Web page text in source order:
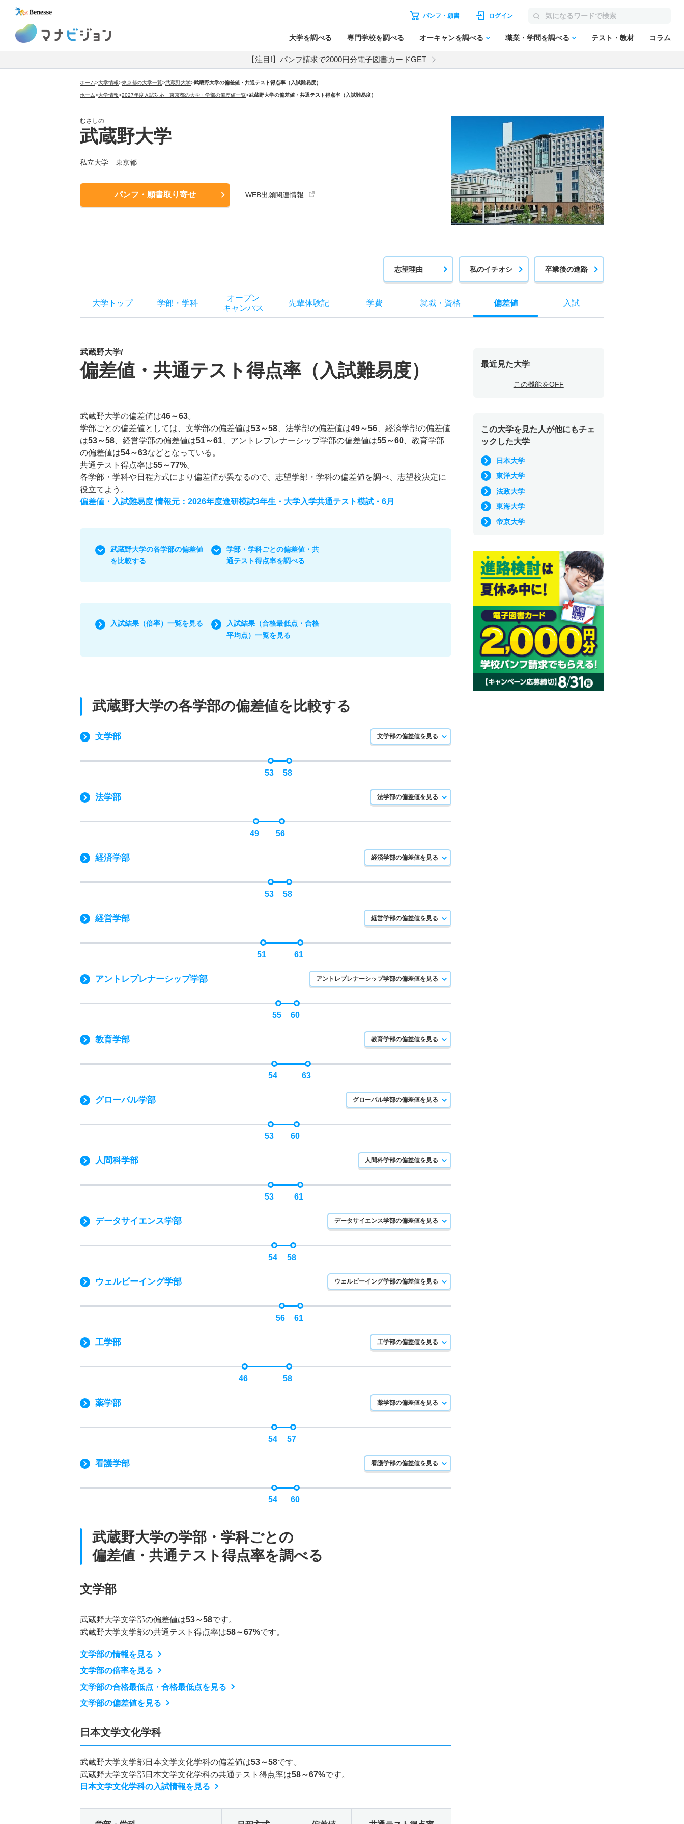
パンフ・願書 ログイン
大学を調べる 専門学校を調べる オーキャンを調べる 職業・学問を調べる テスト・教材 コラム
【注目!】パンフ請求で2000円分電子図書カードGET
ホーム>大学情報>東京都の大学一覧>武蔵野大学>武蔵野大学の偏差値・共通テスト得点率（入試難易度）
ホーム>大学情報>2027年度入試対応 東京都の大学・学部の偏差値一覧>武蔵野大学の偏差値・共通テスト得点率（入試難易度）
むさしの
武蔵野大学
私立大学 東京都
パンフ・願書取り寄せ WEB出願関連情報
志望理由 私のイチオシ 卒業後の進路
大学トップ 学部 ・ 学科
オープン
キャンパス
先輩体験記 学費 就職・ 資格 偏差値 入試
武蔵野大学/
偏差値・共通テスト得点率（入試難易度）
武蔵野大学の偏差値は46～63。
学部ごとの偏差値としては、文学部の偏差値は53～58、法学部の偏差値は49～56、経済学部の偏差値
は53～58、経営学部の偏差値は51～61、アントレプレナーシップ学部の偏差値は55～60、教育学部
の偏差値は54～63などとなっている。
共通テスト得点率は55～77%。
各学部・学科や日程方式により偏差値が異なるので、志望学部・学科の偏差値を調べ、志望校決定に
役立てよう。
偏差値・入試難易度 情報元：2026年度進研模試3年生・大学入学共通テスト模試・6月
武蔵野大学の各学部の偏差値
を比較する
学部・学科ごとの偏差値・共
通テスト得点率を調べる
入試結果（倍率）一覧を見る
入試結果（合格最低点・合格
平均点）一覧を見る
武蔵野大学の各学部の偏差値を比較する
文学部
53 58
文学部の偏差値を見る
法学部
49 56
法学部の偏差値を見る
経済学部
53 58
経済学部の偏差値を見る
経営学部
51 61
経営学部の偏差値を見る
アントレプレナーシップ学部
55 60
アントレプレナーシップ学部の偏差値を見る
教育学部
54 63
教育学部の偏差値を見る
グローバル学部
53 60
グローバル学部の偏差値を見る
人間科学部
53 61
人間科学部の偏差値を見る
データサイエンス学部
54 58
データサイエンス学部の偏差値を見る
ウェルビーイング学部
56 61
ウェルビーイング学部の偏差値を見る
工学部
46 58
工学部の偏差値を見る
薬学部
54 57
薬学部の偏差値を見る
看護学部
54 60
看護学部の偏差値を見る
武蔵野大学の学部・学科ごとの
偏差値・共通テスト得点率を調べる
文学部
武蔵野大学文学部の偏差値は53～58です。
武蔵野大学文学部の共通テスト得点率は58～67%です。
文学部の情報を見る
文学部の倍率を見る
文学部の合格最低点・合格最低点を見る
文学部の偏差値を見る
日本文学文化学科
武蔵野大学文学部日本文学文化学科の偏差値は53～58です。
武蔵野大学文学部日本文学文化学科の共通テスト得点率は58～67%です。
日本文学文化学科の入試情報を見る
最近見た大学
この機能をOFF
この大学を見た人が他にもチェ
ックした大学
日本大学
東洋大学
法政大学
東海大学
帝京大学